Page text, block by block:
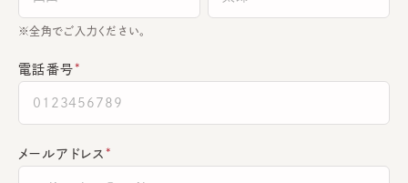
全角でご入力ください。
電話番号
メールアドレス